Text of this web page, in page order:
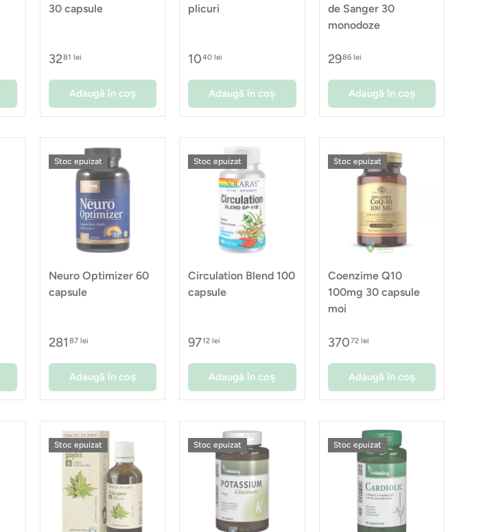
30 capsule
3281 lei
Adaugă în coș
plicuri
1040 lei
Adaugă în coș
de Sanger 30
monodoze
2986 lei
Adaugă în coș
Stoc epuizat
Neuro Optimizer 60
capsule
281 87 lei
Adaugă în coș
Stoc epuizat
Circulation Blend 100
capsule
9712 lei
Adaugă în coș
Stoc epuizat
Coenzime Q10
100mg 30 capsule
moi
37072 lei
Adaugă în coș
Stoc epuizat Stoc epuizat Stoc epuizat